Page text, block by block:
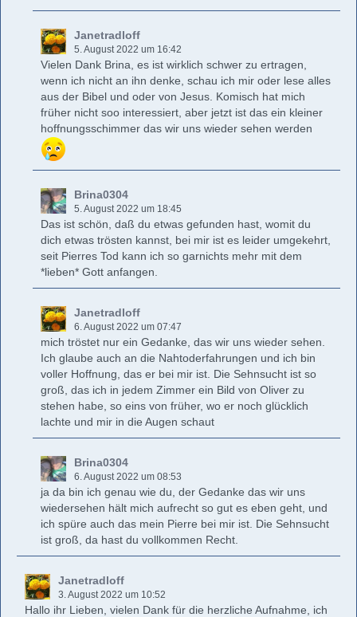
Janetradloff
5. August 2022 um 16:42
Vielen Dank Brina, es ist wirklich schwer zu ertragen,
wenn ich nicht an ihn denke, schau ich mir oder lese alles
aus der Bibel und oder von Jesus. Komisch hat mich
früher nicht soo interessiert, aber jetzt ist das ein kleiner
hoffnungsschimmer das wir uns wieder sehen werden
Brina0304
5. August 2022 um 18:45
Das ist schön, daß du etwas gefunden hast, womit du
dich etwas trösten kannst, bei mir ist es leider umgekehrt,
seit Pierres Tod kann ich so garnichts mehr mit dem
*lieben* Gott anfangen.
Janetradloff
6. August 2022 um 07:47
mich tröstet nur ein Gedanke, das wir uns wieder sehen.
Ich glaube auch an die Nahtoderfahrungen und ich bin
voller Hoffnung, das er bei mir ist. Die Sehnsucht ist so
groß, das ich in jedem Zimmer ein Bild von Oliver zu
stehen habe, so eins von früher, wo er noch glücklich
lachte und mir in die Augen schaut
Brina0304
6. August 2022 um 08:53
ja da bin ich genau wie du, der Gedanke das wir uns
wiedersehen hält mich aufrecht so gut es eben geht, und
ich spüre auch das mein Pierre bei mir ist. Die Sehnsucht
ist groß, da hast du vollkommen Recht.
Janetradloff
3. August 2022 um 10:52
Hallo ihr Lieben, vielen Dank für die herzliche Aufnahme, ich